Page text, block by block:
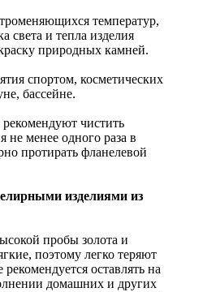
температур,
света и тепла изделия
природных камней.
спортом, косметических
бассейне.
чистить
менее одного раза в
протирать фланелевой
изделиями из
пробы золота и
поэтому легко теряют
оставлять на
домашних и других